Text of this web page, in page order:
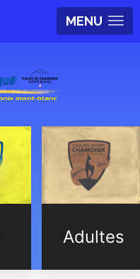
MENU
Adultes